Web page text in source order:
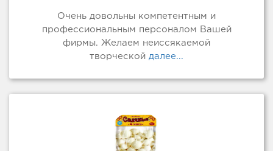
Очень довольны компетентным и
профессиональным персоналом Вашей
фирмы. Желаем неиссякаемой
творческой далее...